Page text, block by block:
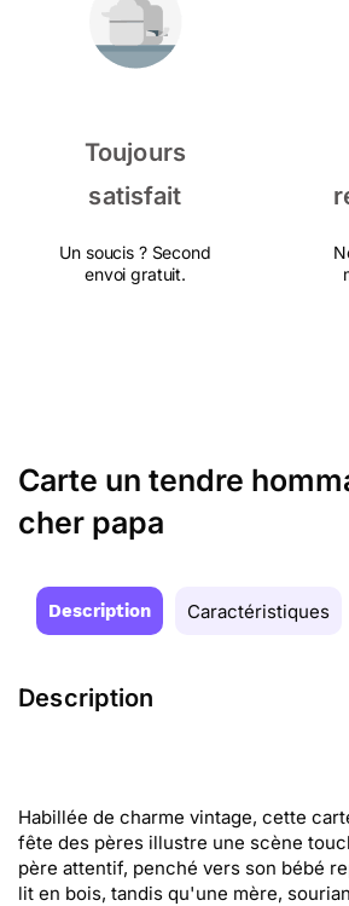
Toujours
satisfait
Un soucis ? Second
envoi gratuit.
Carte un tendre
cher papa
Description Caractéristiques
Description
Habillée de charme vintage, cette
fête des pères illustre une scène
père attentif, penché vers son bébé
lit en bois, tandis qu'une mère,